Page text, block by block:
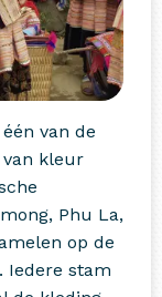
van de
kleur
Phu La,
op de
Iedere stam